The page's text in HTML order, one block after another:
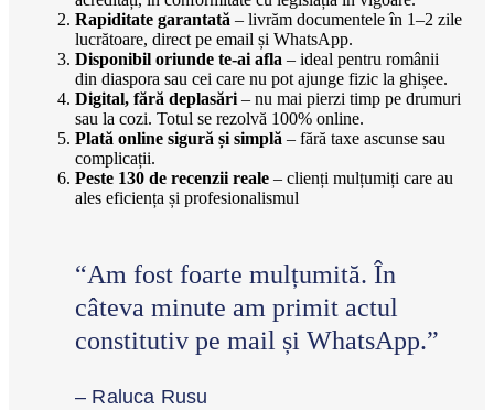
Rapiditate garantată – livrăm documentele în 1–2 zile
lucrătoare, direct pe email și WhatsApp.
Disponibil oriunde te-ai afla – ideal pentru românii
din diaspora sau cei care nu pot ajunge fizic la ghișee.
Digital, fără deplasări– nu mai pierzi timp pe drumuri
sau la cozi. Totul se rezolvă 100% online.
Plată online sigură și simplă – fără taxe ascunse sau
complicații.
Peste 130 de recenzii reale – clienți mulțumiți care au
ales eficiența și profesionalismul
“Am fost foarte mulțumită. În
câteva minute am primit actul
constitutiv pe mail și WhatsApp.”
– Raluca Rusu